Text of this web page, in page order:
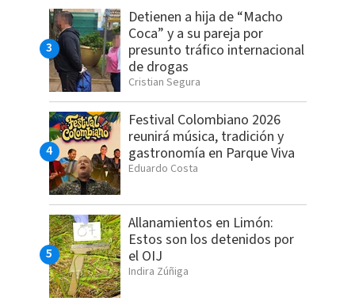
Detienen a hija de “Macho
Coca” y a su pareja por
presunto tráfico internacional
de drogas
Cristian Segura
Festival Colombiano 2026
reunirá música, tradición y
gastronomía en Parque Viva
Eduardo Costa
Allanamientos en Limón:
Estos son los detenidos por
el OIJ
Indira Zúñiga